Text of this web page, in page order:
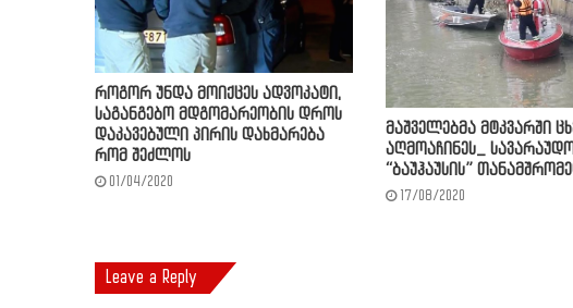
როგორ უნდა მოიქცეს ადვოკატი,
საგანგებო მდგომარეობის დროს
დაკავებული პირის დახმარება
რომ შეძლოს
01/04/2020
მაშველებმა მტკვარში
აღმოაჩინეს_
“ბაუჰაუსის”
17/08/2020
Leave a Reply